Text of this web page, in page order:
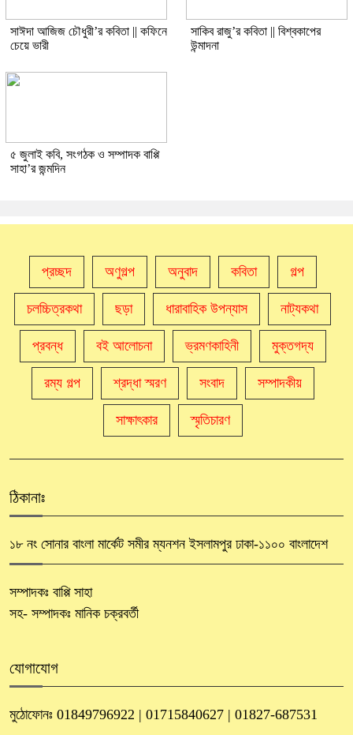
সাঈদা আজিজ চৌধুরী’র কবিতা || কফিনে
চেয়ে ভারী
সাকিব রাজু’র কবিতা || বিশ্বকাপের
উন্মাদনা
৫ জুলাই কবি, সংগঠক ও সম্পাদক বাপ্পি
সাহা’র জন্মদিন
প্রচ্ছদ অণুগল্প অনুবাদ কবিতা গল্প
চলচ্চিত্রকথা ছড়া ধারাবাহিক উপন্যাস নাট্যকথা
প্রবন্ধ বই আলোচনা ভ্রমণকাহিনী মুক্তগদ্য
রম্য গল্প শ্রদ্ধা স্মরণ সংবাদ সম্পাদকীয়
সাক্ষাৎকার স্মৃতিচারণ
ঠিকানাঃ
১৮ নং সোনার বাংলা মার্কেট সমীর ম্যনশন ইসলামপুর ঢাকা-১১০০ বাংলাদেশ
সম্পাদকঃ বাপ্পি সাহা
সহ- সম্পাদকঃ মানিক চক্রবর্তী
যোগাযোগ
মুঠোফোনঃ 01849796922 | 01715840627 | 01827-687531